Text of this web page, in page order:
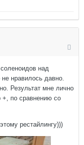
над
нравилось давно.
Результат мне лично
+, по сравнению со
рестайлингу)))